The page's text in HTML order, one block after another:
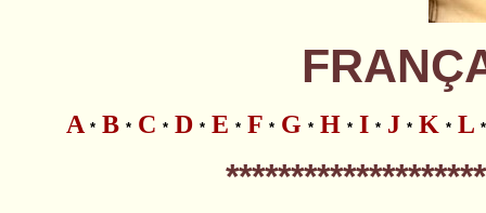
A * B * C * D * E * F * G * H * I * J * K * L *
*